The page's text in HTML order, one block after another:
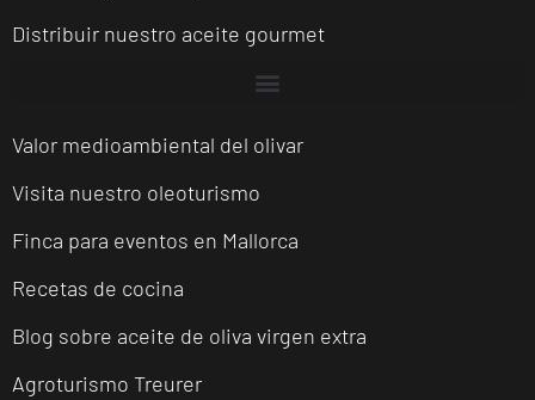
Distribuir nuestro aceite gourmet
Valor medioambiental del olivar
Visita nuestro oleoturismo
Finca para eventos en Mallorca
Recetas de cocina
Blog sobre aceite de oliva virgen extra
Agroturismo Treurer